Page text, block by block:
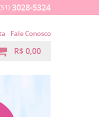
3028-5324
Fale Conosco
R$ 0,00